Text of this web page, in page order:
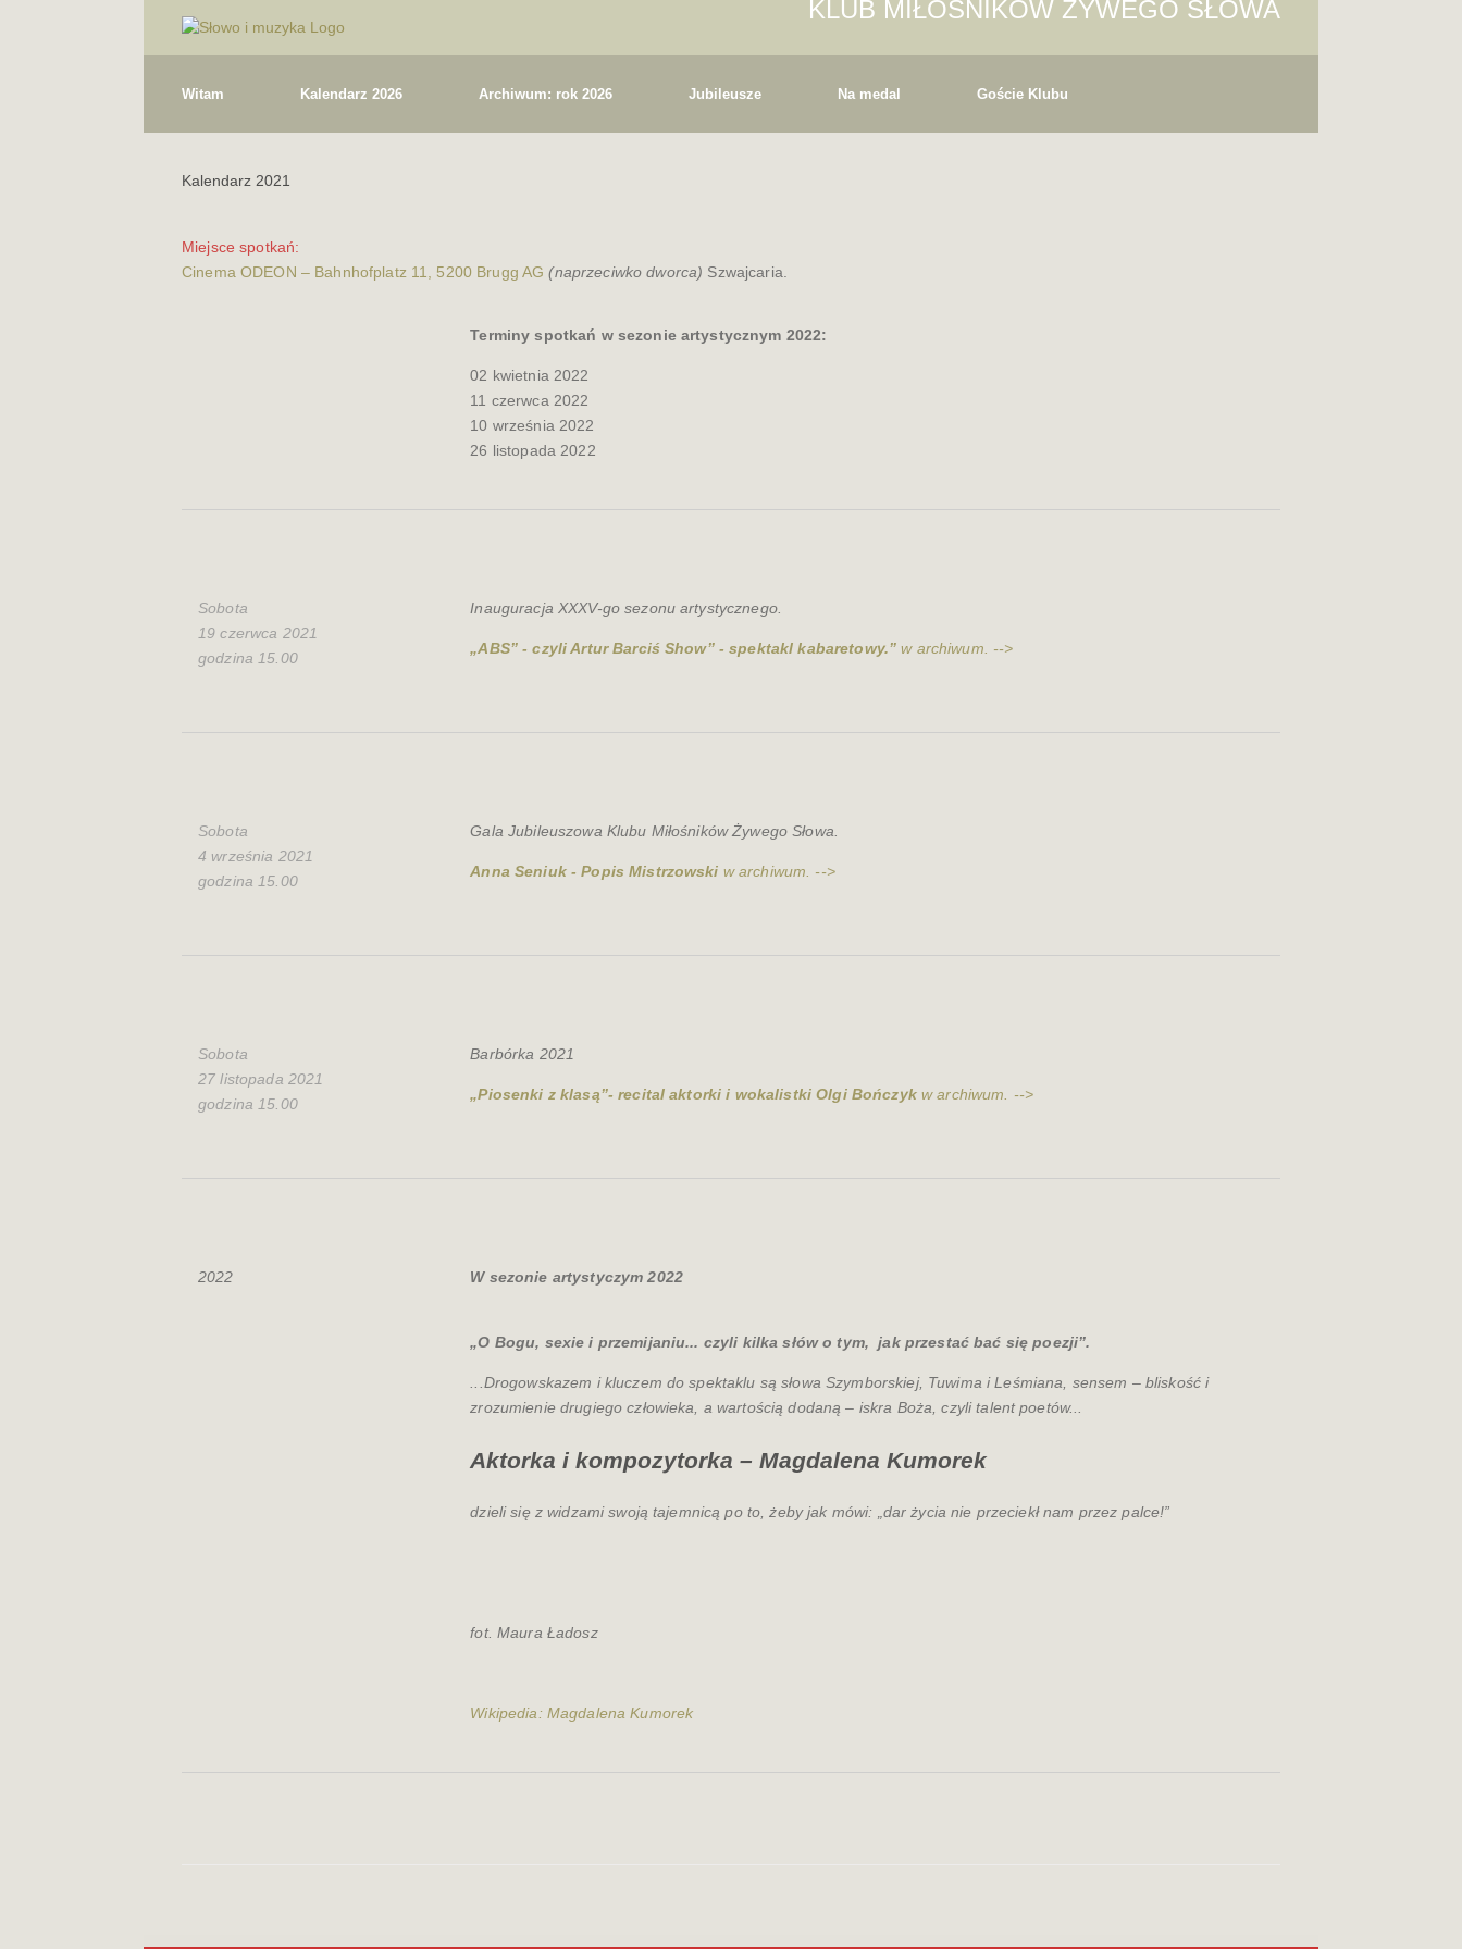
KLUB MIŁOŚNIKÓW ŻYWEGO SŁOWA
Witam Kalendarz 2026 Archiwum: rok 2026 Jubileusze Na medal Goście Klubu
Kalendarz 2021
Miejsce spotkań:
Cinema ODEON – Bahnhofplatz 11, 5200 Brugg AG(naprzeciwko dworca) Szwajcaria.
Terminy spotkań w sezonie artystycznym 2022:
02 kwietnia 2022
11 czerwca 2022
10 września 2022
26 listopada 2022
Sobota
19 czerwca 2021
godzina 15.00
Inauguracja XXXV-go sezonu artystycznego.
„ABS” - czyli Artur Barciś Show” - spektakl kabaretowy.” w archiwum. -->
Sobota
4 września 2021
godzina 15.00
Gala Jubileuszowa Klubu Miłośników Żywego Słowa.
Anna Seniuk - Popis Mistrzowski w archiwum. -->
Sobota
27 listopada 2021
godzina 15.00
Barbórka 2021
„Piosenki z klasą”- recital aktorki i wokalistki Olgi Bończyk w archiwum. -->
2022 W sezonie artystyczym 2022
„O Bogu, sexie i przemijaniu... czyli kilka słów o tym, jak przestać bać się poezji”.
...Drogowskazem i kluczem do spektaklu są słowa Szymborskiej, Tuwima i Leśmiana, sensem – bliskość i
zrozumienie drugiego człowieka, a wartością dodaną – iskra Boża, czyli talent poetów...
Aktorka i kompozytorka – Magdalena Kumorek
dzieli się z widzami swoją tajemnicą po to, żeby jak mówi: „dar życia nie przeciekł nam przez palce!”
fot. Maura Ładosz
Wikipedia: Magdalena Kumorek